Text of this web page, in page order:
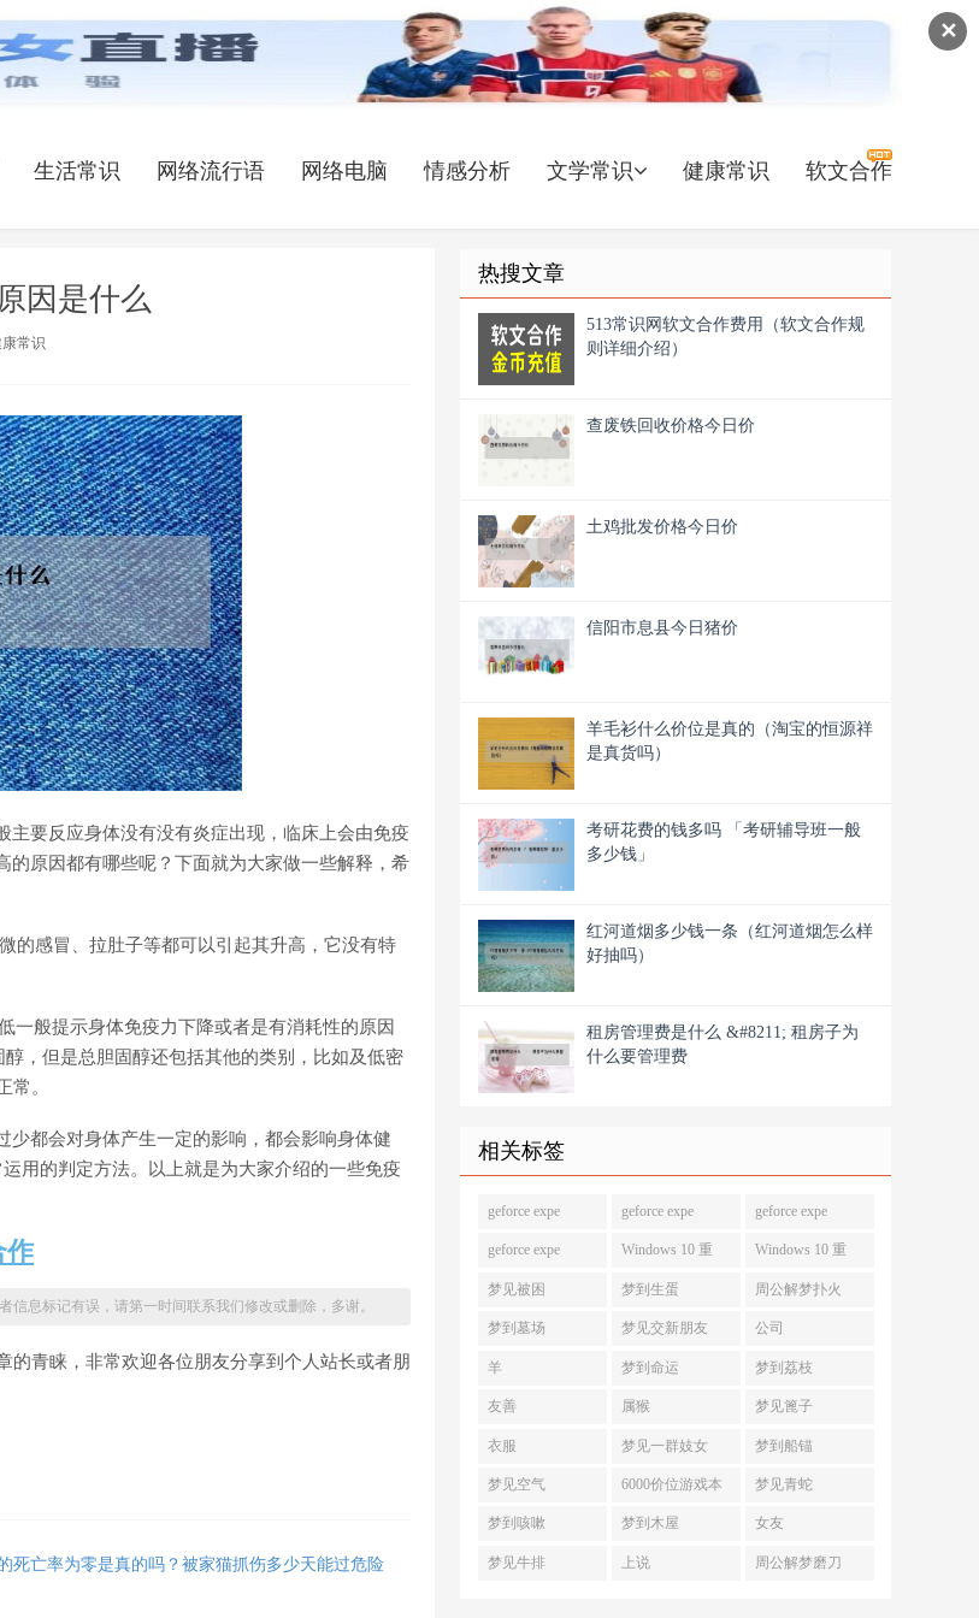
✕
生活常识 网络流行语 网络电脑 情感分析 文学常识 健康常识 软文合作
因是什么
常识
要反应身体没有没有炎症出现，临床上会由免疫
原因都有哪些呢？下面就为大家做一些解释，希
的感冒、拉肚子等都可以引起其升高，它没有特
一般提示身体免疫力下降或者是有消耗性的原因
，但是总胆固醇还包括其他的类别，比如及低密
常。
都会对身体产生一定的影响，都会影响身体健
用的判定方法。以上就是为大家介绍的一些免疫
作
息标记有误，请第一时间联系我们修改或删除，多谢。
青睐，非常欢迎各位朋友分享到个人站长或者朋
死亡率为零是真的吗？被家猫抓伤多少天能过危险
热搜文章
513常识网软文合作费用（软文合作规
则详细介绍）
查废铁回收价格今日价
土鸡批发价格今日价
信阳市息县今日猪价
羊毛衫什么价位是真的（淘宝的恒源祥
是真货吗）
考研花费的钱多吗 「考研辅导班一般
多少钱」
红河道烟多少钱一条（红河道烟怎么样
好抽吗）
租房管理费是什么 &#8211; 租房子为
什么要管理费
相关标签
geforce expe geforce expe geforce expe
geforce expe Windows 10 重 Windows 10 重
梦见被困 梦到生蛋 周公解梦扑火
梦到墓场 梦见交新朋友 公司
羊 梦到命运 梦到荔枝
友善 属猴 梦见篦子
衣服 梦见一群妓女 梦到船锚
梦见空气 6000价位游戏本 梦见青蛇
梦到咳嗽 梦到木屋 女友
梦见牛排 上说 周公解梦磨刀